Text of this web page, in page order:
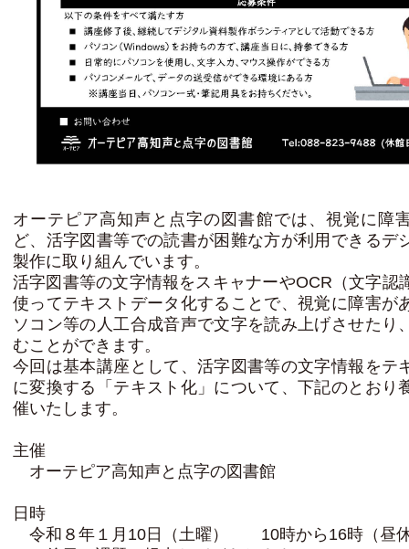
オーテピア高知声と点字の図書館では、視覚に障
ど、活字図書等での読書が困難な方が利用できるデ
製作に取り組んでいます。
活字図書等の文字情報をスキャナーやOCR（文字認
使ってテキストデータ化することで、視覚に障害が
ソコン等の人工合成音声で文字を読み上げさせたり
むことができます。
今回は基本講座として、活字図書等の文字情報をテ
に変換する「テキスト化」について、下記のとおり
催いたします。
主催
オーテピア高知声と点字の図書館
日時
令和８年１月10日（土曜） 10時から16時（昼